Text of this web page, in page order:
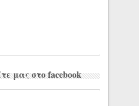
μας στο facebook